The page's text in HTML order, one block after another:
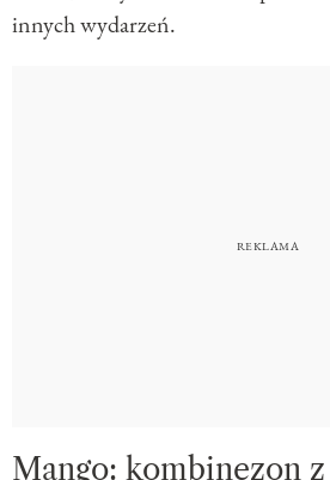
innych wydarzeń.
Mango: kombinezon